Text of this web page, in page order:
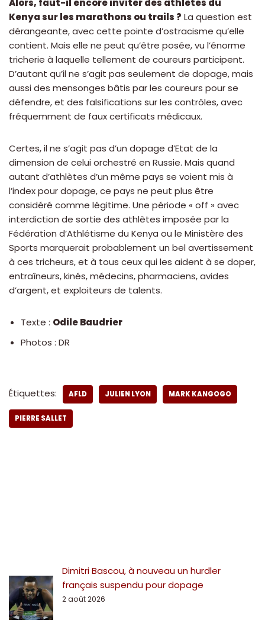
Alors, faut-il encore inviter des athlètes du
Kenya sur les marathons ou trails ? La question est
dérangeante, avec cette pointe d’ostracisme qu’elle
contient. Mais elle ne peut qu’être posée, vu l’énorme
tricherie à laquelle tellement de coureurs participent.
D’autant qu’il ne s’agit pas seulement de dopage, mais
aussi des mensonges bâtis par les coureurs pour se
défendre, et des falsifications sur les contrôles, avec
fréquemment de faux certificats médicaux.
Certes, il ne s’agit pas d’un dopage d’Etat de la
dimension de celui orchestré en Russie. Mais quand
autant d’athlètes d’un même pays se voient mis à
l’index pour dopage, ce pays ne peut plus être
considéré comme légitime. Une période « off » avec
interdiction de sortie des athlètes imposée par la
Fédération d’Athlétisme du Kenya ou le Ministère des
Sports marquerait probablement un bel avertissement
à ces tricheurs, et à tous ceux qui les aident à se doper,
entraîneurs, kinés, médecins, pharmaciens, avides
d’argent, et exploiteurs de talents.
Texte : Odile Baudrier
Photos : DR
Étiquettes: AFLD JULIEN LYON MARK KANGOGO
PIERRE SALLET
Dimitri Bascou, à nouveau un hurdler
français suspendu pour dopage
2 août 2026